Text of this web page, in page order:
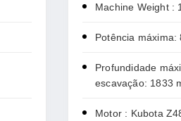
Machine Weight :
Potência máxima:
Profundidade
escavação: 1833
Motor : Kubota